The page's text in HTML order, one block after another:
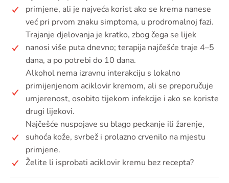
primjene, ali je najveća korist ako se krema nanese
već pri prvom znaku simptoma, u prodromalnoj fazi.
Trajanje djelovanja je kratko, zbog čega se lijek
nanosi više puta dnevno; terapija najčešće traje 4–5
dana, a po potrebi do 10 dana.
Alkohol nema izravnu interakciju s lokalno
primijenjenom aciklovir kremom, ali se preporučuje
umjerenost, osobito tijekom infekcije i ako se koriste
drugi lijekovi.
Najčešće nuspojave su blago peckanje ili žarenje,
suhoća kože, svrbež i prolazno crvenilo na mjestu
primjene.
Želite li isprobati aciklovir kremu bez recepta?